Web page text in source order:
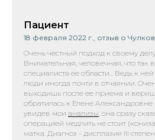
Пациент
18 февраля 2022 г., отзыв о
Очень честный подход к своему
Внимательная, человечная, что так
специалиста ее области... Ведь к
люди иногда почти в отчаянии.
выходишь после ее приема и
обратилась к Елене Александровне
увидев мои анализы , она сразу
операцией медлить не стоит
матка. Диагноз - дисплазия III